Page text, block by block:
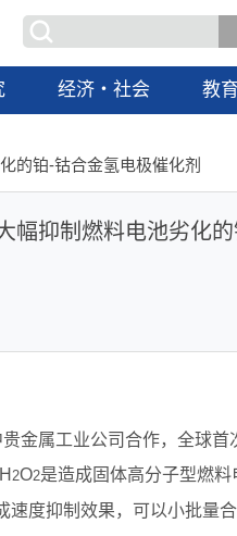
经济・社会 教育
的铂‐钴合金氢电极催化剂
幅抑制燃料电池劣化的
金属工业公司合作，全球首
2O2是造成固体高分子型燃料
速度抑制效果，可以小批量